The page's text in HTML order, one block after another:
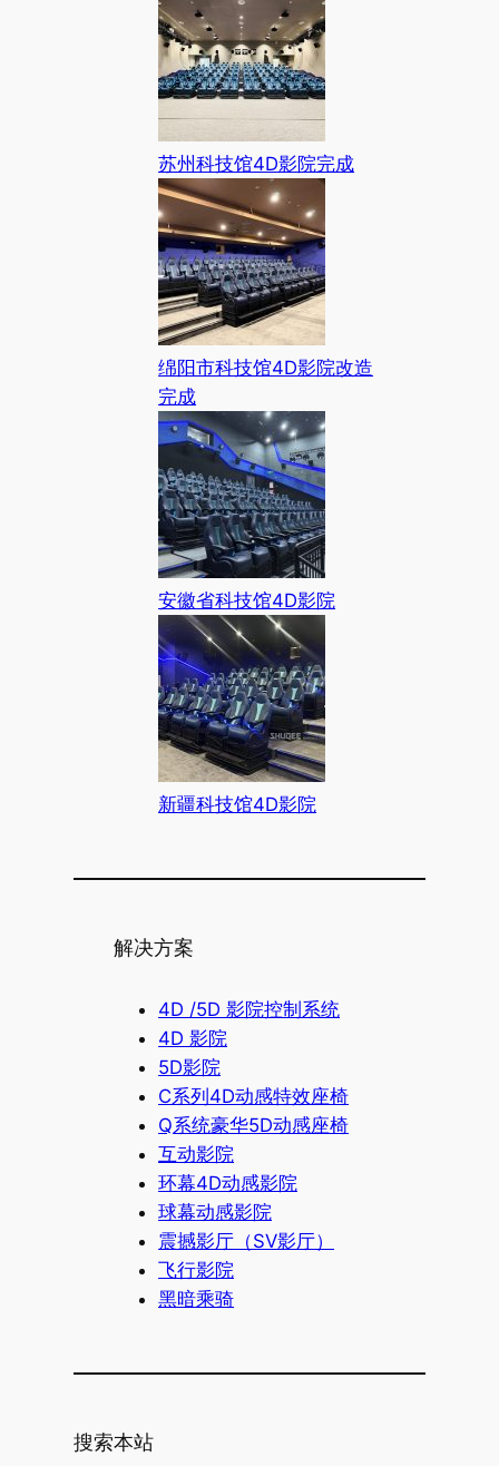
苏州科技馆4D影院完成
绵阳市科技馆4D影院改造
完成
安徽省科技馆4D影院
新疆科技馆4D影院
解决方案
4D /5D 影院控制系统
4D 影院
5D影院
C系列4D动感特效座椅
Q系统豪华5D动感座椅
互动影院
环幕4D动感影院
球幕动感影院
震撼影厅（SV影厅）
飞行影院
黑暗乘骑
搜索本站